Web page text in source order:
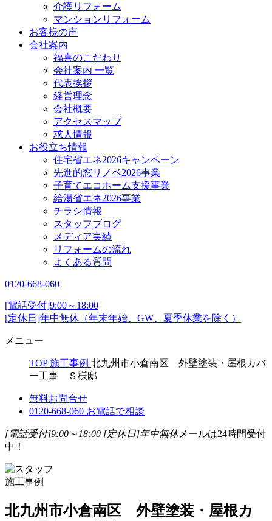
介護リフォーム
マンションリフォーム
お客様の声
会社案内
福喜のこだわり
会社案内 一覧
代表挨拶
経営理念
会社概要
アクセスマップ
求人情報
お役立ち情報
住宅省エネ2026キャンペーン
先進的窓リノベ2026事業
子育てエコホーム支援事業
給湯省エネ2026事業
チラシ情報
スタッフブログ
メディア実績
リフォームの流れ
よくある質問
0120-668-060
[電話受付]9:00～18:00
[定休日]年中無休（年末年始、GW、夏季休業を除く）
メニュー
TOP 施工事例 北九州市小倉南区 外壁塗装・屋根カバ
ー工事 Ｓ様邸
無料お問合せ
0120-668-060 お電話で相談
[電話受付]9:00～18:00 [定休日]年中無休メールは24時間受付
中！
施工事例
北九州市小倉南区 外壁塗装・屋根カ